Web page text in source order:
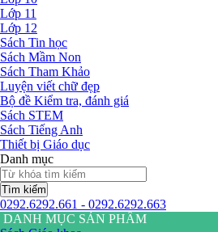
Lớp 11
Lớp 12
Sách Tin học
Sách Mầm Non
Sách Tham Khảo
Luyện viết chữ đẹp
Bộ đề Kiểm tra, đánh giá
Sách STEM
Sách Tiếng Anh
Thiết bị Giáo dục
Danh mục
Tìm kiếm
0292.6292.661 - 0292.6292.663
DANH MỤC SẢN PHẨM